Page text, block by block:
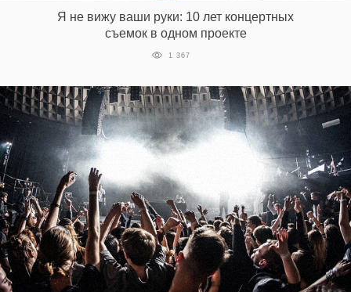
Я не вижу ваши руки: 10 лет концертных
съемок в одном проекте
1 367